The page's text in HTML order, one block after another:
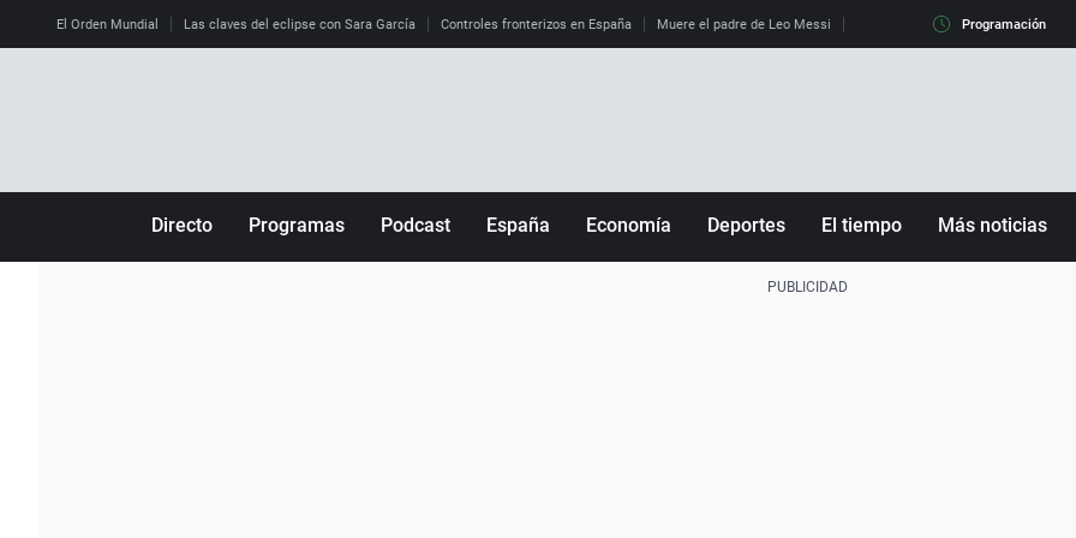
El Orden Mundial Las claves del eclipse con Sara García Controles fronterizos en España Muere el padre de Leo Messi La diferencia entre observar el
Programación
Directo Programas Podcast España Economía Deportes El tiempo Más noticias